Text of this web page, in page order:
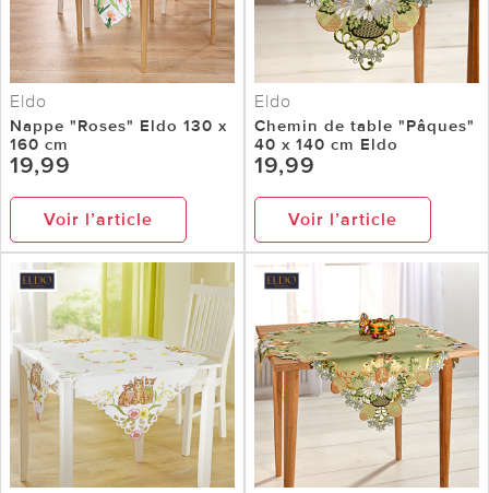
Eldo
Nappe "Roses" Eldo 130 x
160 cm
19,99
Voir l’article
Eldo
Chemin de table "Pâques"
40 x 140 cm Eldo
19,99
Voir l’article